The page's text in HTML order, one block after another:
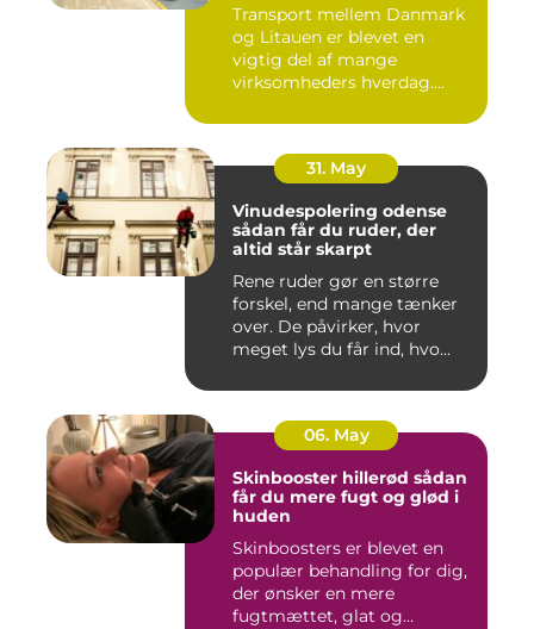
Transport mellem Danmark
og Litauen er blevet en
vigtig del af mange
virksomheders hverdag.
31. May
Vinudespolering odense
sådan får du ruder, der
altid står skarpt
Rene ruder gør en større
forskel, end mange tænker
over. De påvirker, hvor
meget lys du får ind, hvo...
06. May
Skinbooster hillerød sådan
får du mere fugt og glød i
huden
Skinboosters er blevet en
populær behandling for dig,
der ønsker en mere
fugtmættet, glat og